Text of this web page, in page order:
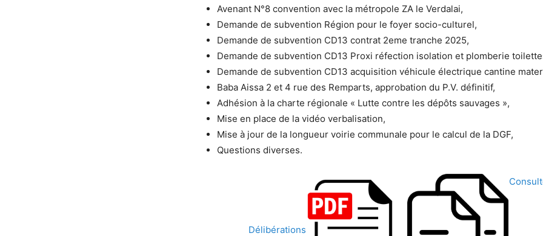
Avenant N°8 convention avec la métropole ZA le Verdalai,
Demande de subvention Région pour le foyer socio-culturel,
Demande de subvention CD13 contrat 2eme tranche 2025,
Demande de subvention CD13 Proxi réfection isolation et plomberie
Demande de subvention CD13 acquisition véhicule électrique cantine
Baba Aissa 2 et 4 rue des Remparts, approbation du P.V. définitif,
Adhésion à la charte régionale « Lutte contre les dépôts sauvages »,
Mise en place de la vidéo verbalisation,
Mise à jour de la longueur voirie communale pour le calcul de la DGF,
Questions diverses.
Délibérations